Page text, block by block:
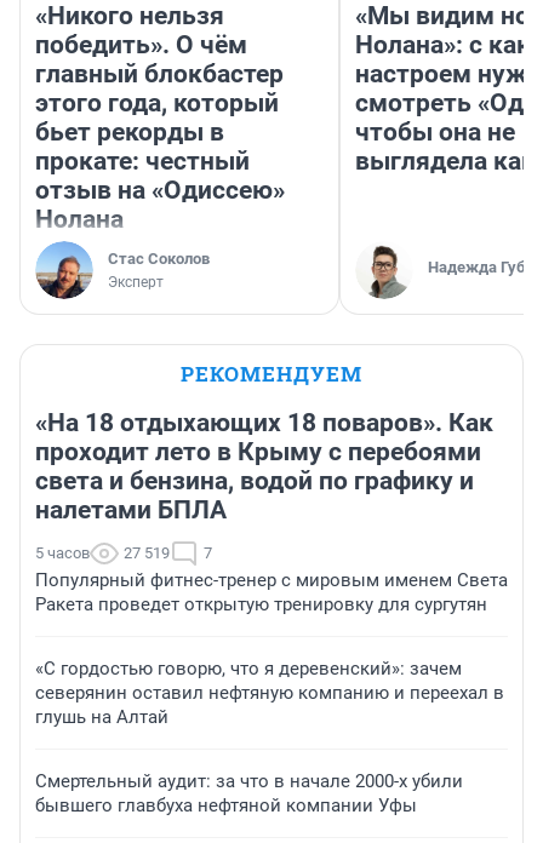
«Никого нельзя
победить». О чём
главный блокбастер
этого года, который
бьет рекорды в
прокате: честный
отзыв на «Одиссею»
Нолана
Стас Соколов
Эксперт
«Мы видим
Нолана»: с
настроем
смотреть
чтобы она не
выглядела как
Надежда
РЕКОМЕНДУЕМ
«На 18 отдыхающих 18 поваров». Как
проходит лето в Крыму с перебоями
света и бензина, водой по графику и
налетами БПЛА
5 часов 27 519 7
Популярный фитнес-тренер с мировым именем Света
Ракета проведет открытую тренировку для сургутян
«С гордостью говорю, что я деревенский»: зачем
северянин оставил нефтяную компанию и переехал в
глушь на Алтай
Смертельный аудит: за что в начале 2000-х убили
бывшего главбуха нефтяной компании Уфы